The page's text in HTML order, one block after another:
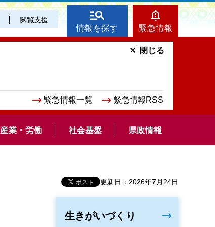
閲覧支援
情報を探す 緊急情報
緊急情報一覧 緊急情報RSS
閉じる
産業・労働 社会基盤 県政情報
更新日：2026年7月24日
生きがいづくり